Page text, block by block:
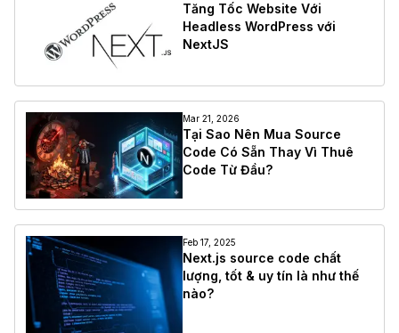
Tăng Tốc Website Với
Headless WordPress với
NextJS
Mar 21, 2026
Tại Sao Nên Mua Source
Code Có Sẵn Thay Vì Thuê
Code Từ Đầu?
Feb 17, 2025
Next.js source code chất
lượng, tốt & uy tín là như thế
nào?